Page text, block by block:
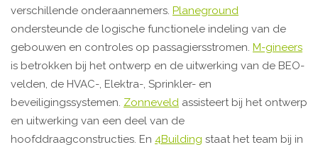
verschillende onderaannemers. Planeground
ondersteunde de logische functionele indeling van de
gebouwen en controles op passagiersstromen. M-gineers
is betrokken bij het ontwerp en de uitwerking van de BEO-
velden, de HVAC-, Elektra-, Sprinkler- en
beveiligingssystemen. Zonneveld assisteert bij het ontwerp
en uitwerking van een deel van de
hoofddraagconstructies. En 4Building staat het team bij in